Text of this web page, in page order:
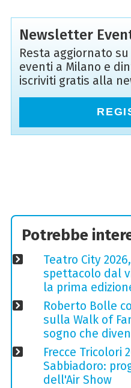
Newsletter
Resta aggiornato
eventi a Milano e
iscriviti gratis alla
Potrebbe
Teatro City
spettacolo dal
la prima
Roberto Bolle
sulla Walk of
sogno che
Frecce Tricolori
Sabbiadoro:
dell'Air Show